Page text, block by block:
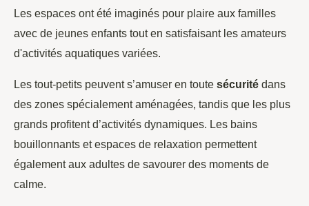
Les espaces ont été imaginés pour plaire aux familles
avec de jeunes enfants tout en satisfaisant les amateurs
d'activités aquatiques variées.
Les tout-petits peuvent s’amuser en toute sécurité dans
des zones spécialement aménagées, tandis que les plus
grands profitent d’activités dynamiques. Les bains
bouillonnants et espaces de relaxation permettent
également aux adultes de savourer des moments de
calme.